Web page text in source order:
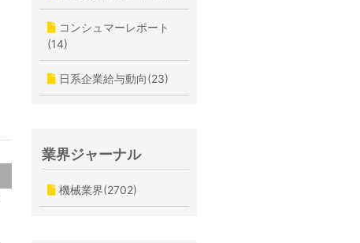
コンシュマーレポート
(14)
日系企業給与動向(23)
業界ジャーナル
機械業界(2702)